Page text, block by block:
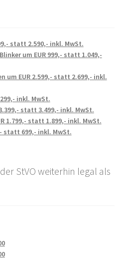
statt 2.590,- inkl. MwSt.
um EUR 999,- statt 1.049,-
um EUR 2.599,- statt 2.699,- inkl.
inkl. MwSt.
statt 3.499,- inkl. MwSt.
1.799,- statt 1.899,- inkl. MwSt.
statt 699,- inkl. MwSt.
StVO weiterhin legal als